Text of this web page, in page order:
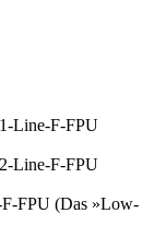
Line-F-FPU
Line-F-FPU
FPU (Das »Low-